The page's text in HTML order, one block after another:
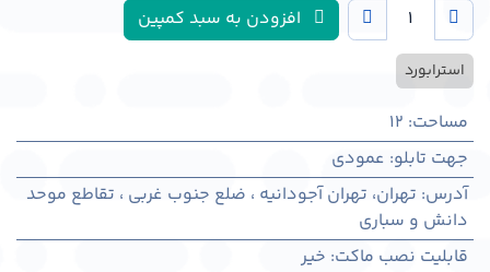
افزودن به سبد کمپین
استرابورد
مساحت:
12
جهت تابلو: عمودی
آدرس: تهران، تهران آجودانیه ، ضلع جنوب غربی ، تقاطع موحد
دانش و سباری
قابلیت نصب ماکت: خیر